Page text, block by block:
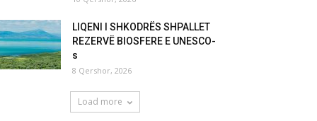
LIQENI I SHKODRËS SHPALLET
REZERVË BIOSFERE E UNESCO-
s
8 Qershor, 2026
Load more